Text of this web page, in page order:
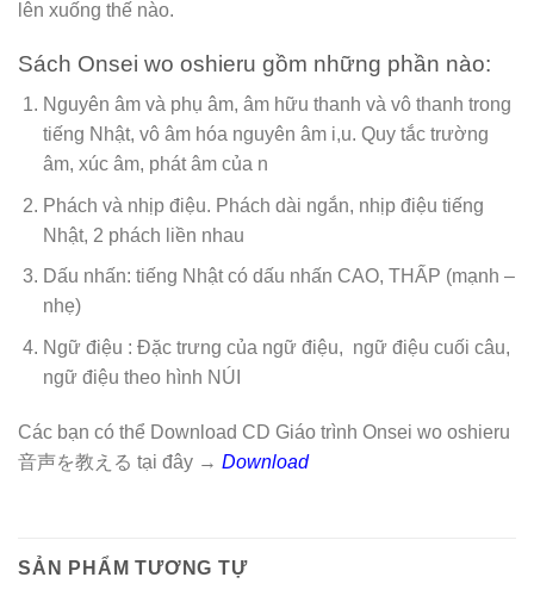
lên xuống thế nào.
Sách Onsei wo oshieru gồm những phần nào:
Nguyên âm và phụ âm, âm hữu thanh và vô thanh trong
tiếng Nhật, vô âm hóa nguyên âm i,u. Quy tắc trường
âm, xúc âm, phát âm của n
Phách và nhịp điệu. Phách dài ngắn, nhịp điệu tiếng
Nhật, 2 phách liền nhau
Dấu nhấn: tiếng Nhật có dấu nhấn CAO, THẤP (mạnh –
nhẹ)
Ngữ điệu : Đặc trưng của ngữ điệu, ngữ điệu cuối câu,
ngữ điệu theo hình NÚI
Các bạn có thể Download CD Giáo trình Onsei wo oshieru
音声を教える tại đây → Download
SẢN PHẨM TƯƠNG TỰ